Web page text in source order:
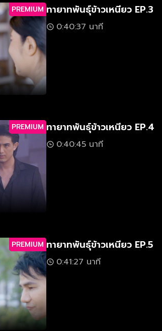
PREMIUM ทายาทพันธุ์ข้าวเหนียว EP.3
0:40:37 นาที
PREMIUM ทายาทพันธุ์ข้าวเหนียว EP.4
0:40:45 นาที
PREMIUM ทายาทพันธุ์ข้าวเหนียว EP.5
0:41:27 นาที